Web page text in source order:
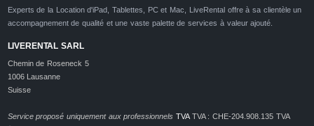
Experts de la Location d'iPad, Tablettes, PC et Mac, LiveRental offre à sa clientèle un
accompagnement de qualité et une vaste palette de services à valeur ajouté.
LIVERENTAL SARL
Chemin de Roseneck 5
1006 Lausanne
Suisse
Service proposé uniquement aux professionnels TVATVA : CHE-204.908.135 TVA